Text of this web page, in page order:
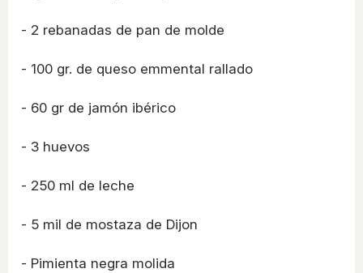
- 2 rebanadas de pan de molde
- 100 gr. de queso emmental rallado
- 60 gr de jamón ibérico
- 3 huevos
- 250 ml de leche
- 5 mil de mostaza de Dijon
- Pimienta negra molida